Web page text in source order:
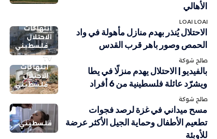
الأهالي
LOAI LOAI
انتهاكات
الاحتلال
فلسطيني
الاحتلال يُنذر بهدم منازل مأهولة في واد
الحمص وصور باهر قرب القدس
صالح شوكة
TV
انتهاكات
الاحتلال
فلسطيني
بالفيديو | الاحتلال يهدم منزلًا في يطا
ويشرّد عائلة فلسطينية من 6 أفراد
صالح شوكة
فلسطيني
مسح ميداني في غزة لرصد فجوات
تطعيم الأطفال وحماية الجيل الأكثر عرضة
للأوبئة